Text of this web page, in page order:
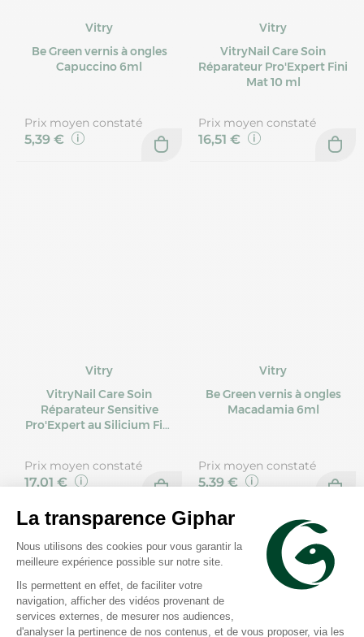
Vitry
Be Green vernis à ongles
Capuccino 6ml
Prix moyen constaté
5,39 €
Vitry
VitryNail Care Soin
Réparateur Pro'Expert Fini
Mat 10 ml
Prix moyen constaté
16,51 €
Vitry
VitryNail Care Soin
Réparateur Sensitive
Pro'Expert au Silicium Fini
Prix moyen constaté
17,01 €
Vitry
Be Green vernis à ongles
Macadamia 6ml
Prix moyen constaté
5,39 €